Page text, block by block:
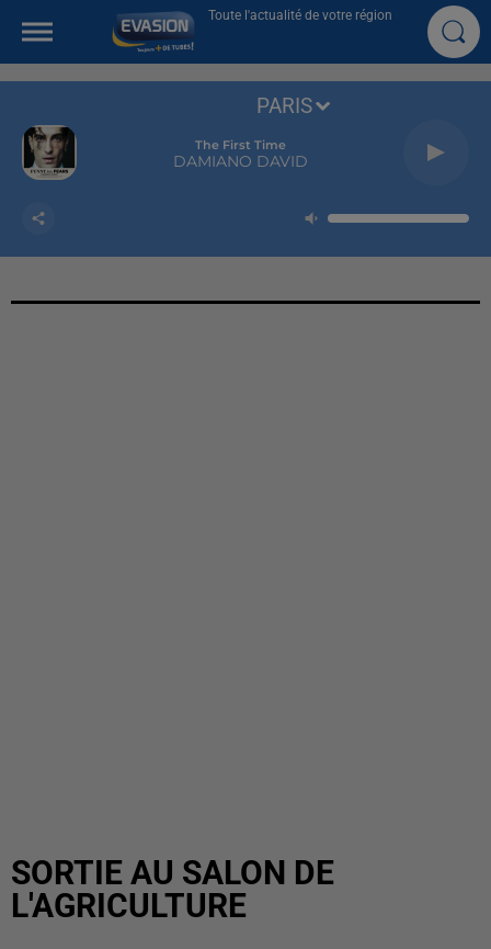
Toute l'actualité de votre région
The First Time
DAMIANO DAVID
PARIS
SORTIE AU SALON DE
L'AGRICULTURE